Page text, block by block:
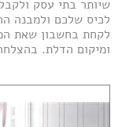
(1)
(1)
(2)
(3)
שיותר בתי עסק
לכיס שלכם ולמבנה
לקחת בחשבון שאת
ומיקום הדלת.
הצהרת נגישות